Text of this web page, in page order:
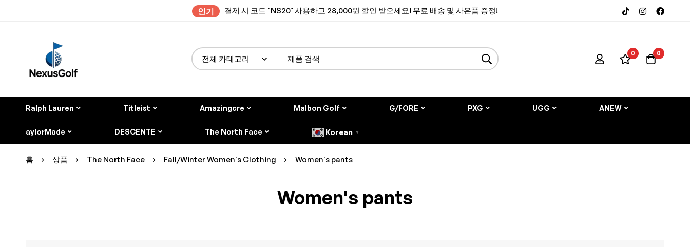
인기 결제 시 코드 "NS20" 사용하고 28,000원 할인 받으세요! 무료 배송 및 사은품 증정!
0 0
Ralph Lauren Titleist Amazingcre Malbon Golf G/FORE PXG UGG ANEW
aylorMade DESCENTE The North Face Korean ▼
홈 상품 The North Face Fall/Winter Women's Clothing Women's pants
Women's pants